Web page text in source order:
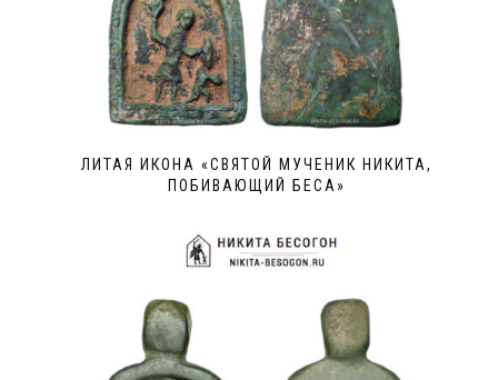
ЛИТАЯ ИКОНА «СВЯТОЙ МУЧЕНИК НИКИТА,
ПОБИВАЮЩИЙ БЕСА»